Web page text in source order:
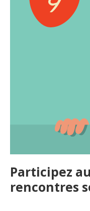
Lois et jurisprudence
Organismes de la
Organismes de la
Francophonie
Vidéos
Participez
rencontres